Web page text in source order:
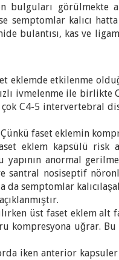
bulguları görülmekte
semptomlar kalıcı
bulantısı, kas ve
eklemde etkilenme
ivmelenme ile birlikte
C4-5 intervertebral
faset eklemin
eklem kapsülü risk
anormal
nosiseptif
da semptomlar
üst faset eklem alt
kompresyona uğrar. Bu
iken anterior